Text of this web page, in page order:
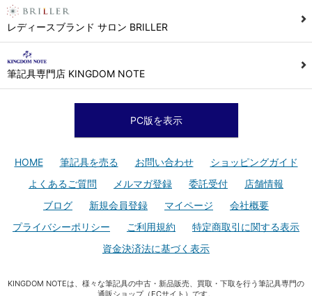
レディースブランド サロン BRILLER
筆記具専門店 KINGDOM NOTE
PC版を表示
HOME 筆記具を売る お問い合わせ
ショッピングガイド
よくあるご質問
メルマガ登録 委託受付
店舗情報
ブログ
新規会員登録 マイページ
会社概要
プライバシーポリシー
ご利用規約
特定商取引に関する表示
資金決済法に基づく表示
KINGDOM NOTEは、様々な筆記具の中古・新品販売、買取・下取を行う筆記具専門の
通販ショップ（ECサイト）です。